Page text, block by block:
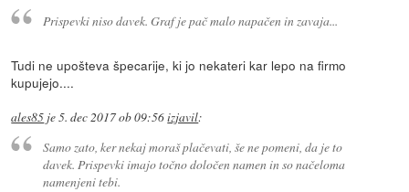
Prispevki niso davek. Graf je pač malo napačen in zavaja...
Tudi ne upošteva špecarije, ki jo nekateri kar lepo na firmo
kupujejo....
ales85 je5. dec 2017 ob 09:56izjavil:
Samo zato, ker nekaj moraš plačevati, še ne pomeni, da je to
davek. Prispevki imajo točno določen namen in so načeloma
namenjeni tebi.